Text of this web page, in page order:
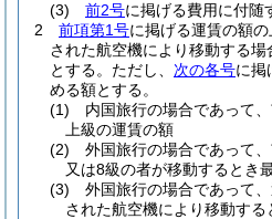
(3)
前2号に掲げる費用に付随
2
前項第1号に掲げる運賃の額
された航空機により移動する
とする。 ただし、 次の各号に掲
める額とする。
(1)
内国旅行の場合であって
上級の運賃の額
(2)
外国旅行の場合であって
又は8級の者が移動するとき
(3)
外国旅行の場合であって
された航空機により移動す